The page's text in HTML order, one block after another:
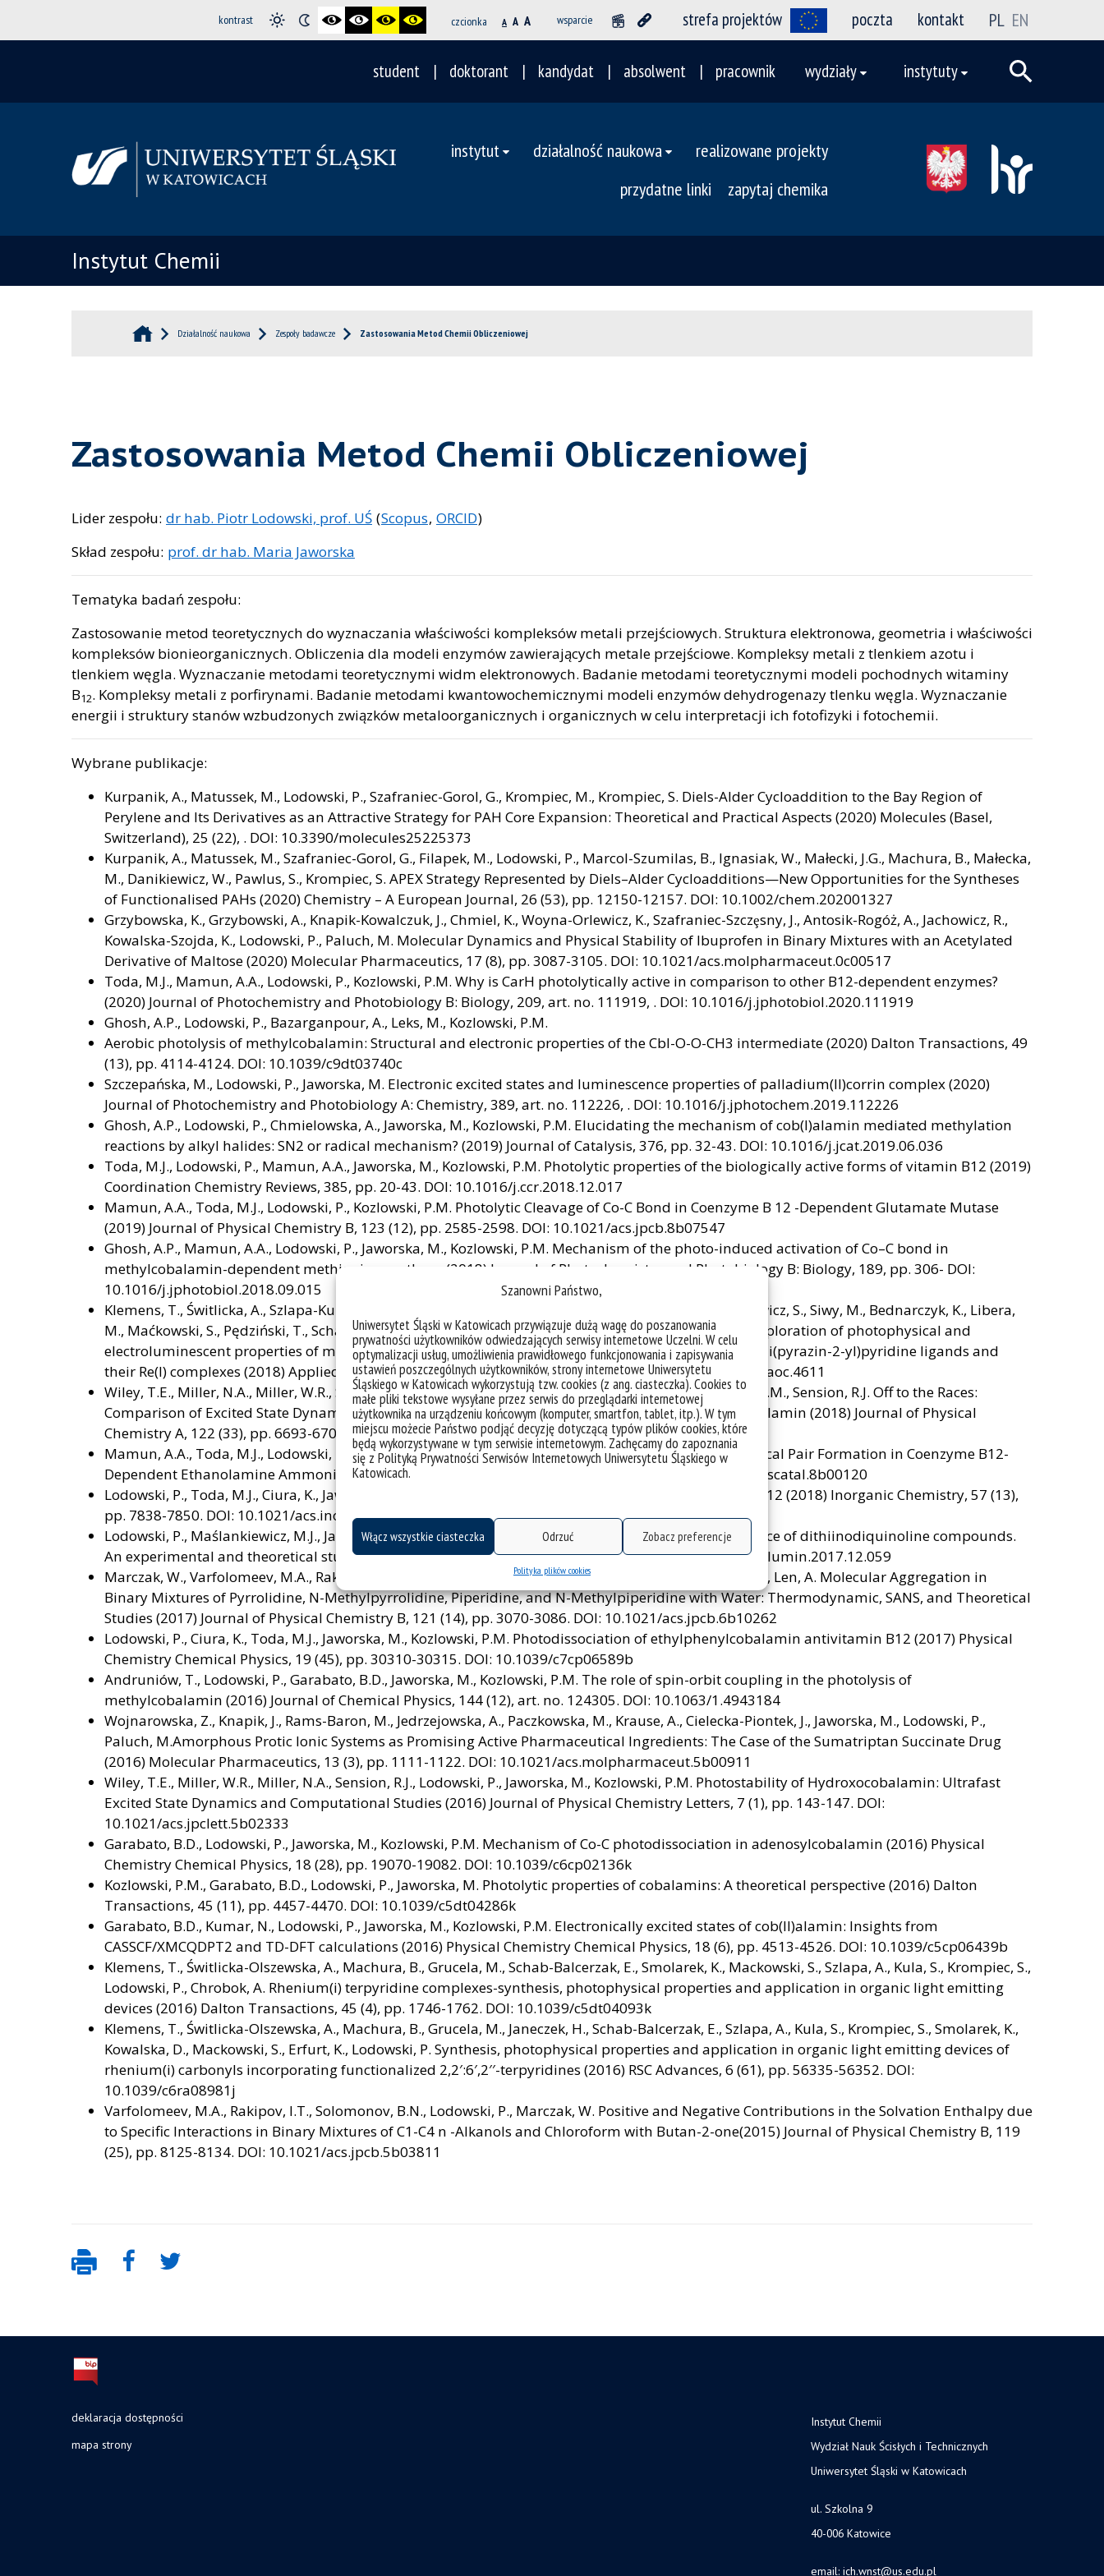
Szanowni Państwo,
Uniwersytet Śląski w Katowicach przywiązuje dużą wagę do poszanowania
prywatności użytkowników odwiedzających serwisy internetowe Uczelni. W celu
optymalizacji usług, umożliwienia prawidłowego funkcjonowania i zapisywania
ustawień poszczególnych użytkowników, strony internetowe Uniwersytetu
Śląskiego w Katowicach wykorzystują tzw. cookies (z ang. ciasteczka). Cookies to
małe pliki tekstowe wysyłane przez serwis do przeglądarki internetowej
użytkownika na urządzeniu końcowym (komputer, smartfon, tablet, itp.). W tym
miejscu możecie Państwo podjąć decyzję dotyczącą typów plików cookies, które
będą wykorzystywane w tym serwisie internetowym. Zachęcamy do zapoznania
się z Polityką Prywatności Serwisów Internetowych Uniwersytetu Śląskiego w
Katowicach.
Włącz wszystkie ciasteczka Odrzuć Zobacz preferencje
Polityka plików cookies
kontrast czcionka A A A wsparcie strefa projektów poczta kontakt PL EN
student doktorant kandydat absolwent pracownik wydziały instytuty
instytut działalność naukowa
realizowane projekty
przydatne linki
zapytaj chemika
Instytut Chemii
Działalność naukowa Zespoły badawcze Zastosowania Metod Chemii Obliczeniowej
Zastosowania Metod Chemii Obliczeniowej
Lider zespołu: dr hab. Piotr Lodowski, prof. UŚ (Scopus, ORCID)
Skład zespołu: prof. dr hab. Maria Jaworska
Tematyka badań zespołu:
Zastosowanie metod teoretycznych do wyznaczania właściwości kompleksów metali przejściowych. Struktura elektronowa, geometria i właściwości
kompleksów bionieorganicznych. Obliczenia dla modeli enzymów zawierających metale przejściowe. Kompleksy metali z tlenkiem azotu i
tlenkiem węgla. Wyznaczanie metodami teoretycznymi widm elektronowych. Badanie metodami teoretycznymi modeli pochodnych witaminy
B12. Kompleksy metali z porfirynami. Badanie metodami kwantowochemicznymi modeli enzymów dehydrogenazy tlenku węgla. Wyznaczanie
energii i struktury stanów wzbudzonych związków metaloorganicznych i organicznych w celu interpretacji ich fotofizyki i fotochemii.
Wybrane publikacje:
Kurpanik, A., Matussek, M., Lodowski, P., Szafraniec-Gorol, G., Krompiec, M., Krompiec, S. Diels-Alder Cycloaddition to the Bay Region of
Perylene and Its Derivatives as an Attractive Strategy for PAH Core Expansion: Theoretical and Practical Aspects (2020) Molecules (Basel,
Switzerland), 25 (22), . DOI: 10.3390/molecules25225373
Kurpanik, A., Matussek, M., Szafraniec-Gorol, G., Filapek, M., Lodowski, P., Marcol-Szumilas, B., Ignasiak, W., Małecki, J.G., Machura, B., Małecka,
M., Danikiewicz, W., Pawlus, S., Krompiec, S. APEX Strategy Represented by Diels–Alder Cycloadditions—New Opportunities for the Syntheses
of Functionalised PAHs (2020) Chemistry – A European Journal, 26 (53), pp. 12150-12157. DOI: 10.1002/chem.202001327
Grzybowska, K., Grzybowski, A., Knapik-Kowalczuk, J., Chmiel, K., Woyna-Orlewicz, K., Szafraniec-Szczȩsny, J., Antosik-Rogóż, A., Jachowicz, R.,
Kowalska-Szojda, K., Lodowski, P., Paluch, M. Molecular Dynamics and Physical Stability of Ibuprofen in Binary Mixtures with an Acetylated
Derivative of Maltose (2020) Molecular Pharmaceutics, 17 (8), pp. 3087-3105. DOI: 10.1021/acs.molpharmaceut.0c00517
Toda, M.J., Mamun, A.A., Lodowski, P., Kozlowski, P.M. Why is CarH photolytically active in comparison to other B12-dependent enzymes?
(2020) Journal of Photochemistry and Photobiology B: Biology, 209, art. no. 111919, . DOI: 10.1016/j.jphotobiol.2020.111919
Ghosh, A.P., Lodowski, P., Bazarganpour, A., Leks, M., Kozlowski, P.M.
Aerobic photolysis of methylcobalamin: Structural and electronic properties of the Cbl-O-O-CH3 intermediate (2020) Dalton Transactions, 49
(13), pp. 4114-4124. DOI: 10.1039/c9dt03740c
Szczepańska, M., Lodowski, P., Jaworska, M. Electronic excited states and luminescence properties of palladium(II)corrin complex (2020)
Journal of Photochemistry and Photobiology A: Chemistry, 389, art. no. 112226, . DOI: 10.1016/j.jphotochem.2019.112226
Ghosh, A.P., Lodowski, P., Chmielowska, A., Jaworska, M., Kozlowski, P.M. Elucidating the mechanism of cob(I)alamin mediated methylation
reactions by alkyl halides: SN2 or radical mechanism? (2019) Journal of Catalysis, 376, pp. 32-43. DOI: 10.1016/j.jcat.2019.06.036
Toda, M.J., Lodowski, P., Mamun, A.A., Jaworska, M., Kozlowski, P.M. Photolytic properties of the biologically active forms of vitamin B12 (2019)
Coordination Chemistry Reviews, 385, pp. 20-43. DOI: 10.1016/j.ccr.2018.12.017
Mamun, A.A., Toda, M.J., Lodowski, P., Kozlowski, P.M. Photolytic Cleavage of Co-C Bond in Coenzyme B 12 -Dependent Glutamate Mutase
(2019) Journal of Physical Chemistry B, 123 (12), pp. 2585-2598. DOI: 10.1021/acs.jpcb.8b07547
Ghosh, A.P., Mamun, A.A., Lodowski, P., Jaworska, M., Kozlowski, P.M. Mechanism of the photo-induced activation of Co–C bond in
methylcobalamin-dependent methionine synthase (2018) Journal of Photochemistry and Photobiology B: Biology, 189, pp. 306- DOI:
10.1016/j.jphotobiol.2018.09.015
Klemens, T., Świtlicka, A., Szlapa-Kula, A., Krompiec, S., Lodowski, P., Chrobok, A., Godlewska, M., Kotowicz, S., Siwy, M., Bednarczyk, K., Libera,
M., Maćkowski, S., Pędziński, T., Schab-Balcerzak, E., Machura, B. Experimental and computational exploration of photophysical and
electroluminescent properties of modified 2,2′:6′,2″-terpyridine, 2,6-di(thiazol-2-yl)pyridine and 2,6-di(pyrazin-2-yl)pyridine ligands and
their Re(I) complexes (2018) Applied Organometallic Chemistry, 32 (12), art. no. e4611, . DOI: 10.1002/aoc.4611
Wiley, T.E., Miller, N.A., Miller, W.R., Sofferman, D.L., Lodowski, P., Toda, M.J., Jaworska, M., Kozlowski, P.M., Sension, R.J. Off to the Races:
Comparison of Excited State Dynamics in Vitamin B12 Derivatives Hydroxocobalamin and Aquocobalamin (2018) Journal of Physical
Chemistry A, 122 (33), pp. 6693-6703. DOI: 10.1021/acs.jpca.8b06103
Mamun, A.A., Toda, M.J., Lodowski, P., Jaworska, M., Kozlowski, P.M. Mechanism of Light Induced Radical Pair Formation in Coenzyme B12-
Dependent Ethanolamine Ammonia-Lyase (2018) ACS Catalysis, 8 (8), pp. 7164-7178. DOI: 10.1021/acscatal.8b00120
Lodowski, P., Toda, M.J., Ciura, K., Jaworska, M., Kozlowski, P.M. Photolytic Properties of Antivitamins B12 (2018) Inorganic Chemistry, 57 (13),
pp. 7838-7850. DOI: 10.1021/acs.inorgchem.8b00956
Lodowski, P., Maślankiewicz, M.J., Jaworska, M., Żur, L., Pisarski, W.A. Electronic spectra and fluorescence of dithiinodiquinoline compounds.
An experimental and theoretical study (2018) Journal of Luminescence, 197, pp. 7-17. DOI: 10.1016/j.jlumin.2017.12.059
Marczak, W., Varfolomeev, M.A., Rakipov, I.T., Lodowski, P., Kowalska-Szojda, K., Łȩz̀niak, M., Almásy, L., Len, A. Molecular Aggregation in
Binary Mixtures of Pyrrolidine, N-Methylpyrrolidine, Piperidine, and N-Methylpiperidine with Water: Thermodynamic, SANS, and Theoretical
Studies (2017) Journal of Physical Chemistry B, 121 (14), pp. 3070-3086. DOI: 10.1021/acs.jpcb.6b10262
Lodowski, P., Ciura, K., Toda, M.J., Jaworska, M., Kozlowski, P.M. Photodissociation of ethylphenylcobalamin antivitamin B12 (2017) Physical
Chemistry Chemical Physics, 19 (45), pp. 30310-30315. DOI: 10.1039/c7cp06589b
Andruniów, T., Lodowski, P., Garabato, B.D., Jaworska, M., Kozlowski, P.M. The role of spin-orbit coupling in the photolysis of
methylcobalamin (2016) Journal of Chemical Physics, 144 (12), art. no. 124305. DOI: 10.1063/1.4943184
Wojnarowska, Z., Knapik, J., Rams-Baron, M., Jedrzejowska, A., Paczkowska, M., Krause, A., Cielecka-Piontek, J., Jaworska, M., Lodowski, P.,
Paluch, M.Amorphous Protic Ionic Systems as Promising Active Pharmaceutical Ingredients: The Case of the Sumatriptan Succinate Drug
(2016) Molecular Pharmaceutics, 13 (3), pp. 1111-1122. DOI: 10.1021/acs.molpharmaceut.5b00911
Wiley, T.E., Miller, W.R., Miller, N.A., Sension, R.J., Lodowski, P., Jaworska, M., Kozlowski, P.M. Photostability of Hydroxocobalamin: Ultrafast
Excited State Dynamics and Computational Studies (2016) Journal of Physical Chemistry Letters, 7 (1), pp. 143-147. DOI:
10.1021/acs.jpclett.5b02333
Garabato, B.D., Lodowski, P., Jaworska, M., Kozlowski, P.M. Mechanism of Co-C photodissociation in adenosylcobalamin (2016) Physical
Chemistry Chemical Physics, 18 (28), pp. 19070-19082. DOI: 10.1039/c6cp02136k
Kozlowski, P.M., Garabato, B.D., Lodowski, P., Jaworska, M. Photolytic properties of cobalamins: A theoretical perspective (2016) Dalton
Transactions, 45 (11), pp. 4457-4470. DOI: 10.1039/c5dt04286k
Garabato, B.D., Kumar, N., Lodowski, P., Jaworska, M., Kozlowski, P.M. Electronically excited states of cob(II)alamin: Insights from
CASSCF/XMCQDPT2 and TD-DFT calculations (2016) Physical Chemistry Chemical Physics, 18 (6), pp. 4513-4526. DOI: 10.1039/c5cp06439b
Klemens, T., Świtlicka-Olszewska, A., Machura, B., Grucela, M., Schab-Balcerzak, E., Smolarek, K., Mackowski, S., Szlapa, A., Kula, S., Krompiec, S.,
Lodowski, P., Chrobok, A. Rhenium(i) terpyridine complexes-synthesis, photophysical properties and application in organic light emitting
devices (2016) Dalton Transactions, 45 (4), pp. 1746-1762. DOI: 10.1039/c5dt04093k
Klemens, T., Świtlicka-Olszewska, A., Machura, B., Grucela, M., Janeczek, H., Schab-Balcerzak, E., Szlapa, A., Kula, S., Krompiec, S., Smolarek, K.,
Kowalska, D., Mackowski, S., Erfurt, K., Lodowski, P. Synthesis, photophysical properties and application in organic light emitting devices of
rhenium(i) carbonyls incorporating functionalized 2,2′:6′,2′′-terpyridines (2016) RSC Advances, 6 (61), pp. 56335-56352. DOI:
10.1039/c6ra08981j
Varfolomeev, M.A., Rakipov, I.T., Solomonov, B.N., Lodowski, P., Marczak, W. Positive and Negative Contributions in the Solvation Enthalpy due
to Specific Interactions in Binary Mixtures of C1-C4 n -Alkanols and Chloroform with Butan-2-one(2015) Journal of Physical Chemistry B, 119
(25), pp. 8125-8134. DOI: 10.1021/acs.jpcb.5b03811
deklaracja dostępności
mapa strony
Instytut Chemii
Wydział Nauk Ścisłych i Technicznych
Uniwersytet Śląski w Katowicach
ul. Szkolna 9
40-006 Katowice
email: ich.wnst@us.edu.pl